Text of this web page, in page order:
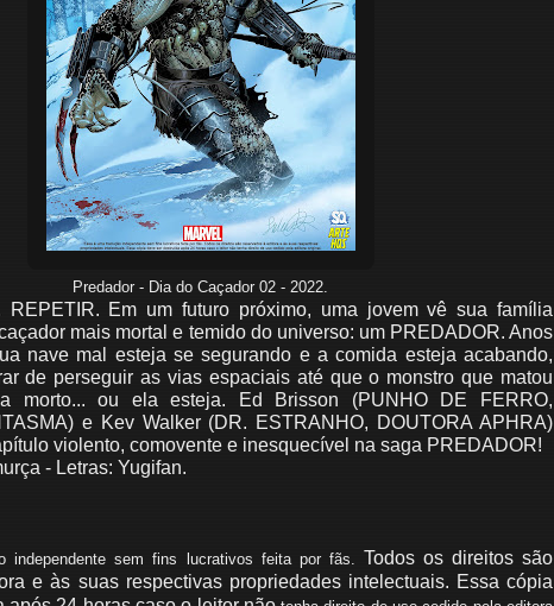
Predador - Dia do Caçador 02 - 2022.
REPETIR. Em um futuro próximo, uma jovem vê sua família
mais mortal e temido do universo: um PREDADOR. Anos
nave mal esteja se segurando e a comida esteja acabando,
de perseguir as vias espaciais até que o monstro que matou
morto... ou ela esteja. Ed Brisson (PUNHO DE FERRO,
e Kev Walker (DR. ESTRANHO, DOUTORA APHRA)
violento, comovente e inesquecível na saga PREDADOR!
- Letras: Yugifan.
independente sem fins lucrativos feita por fãs. Todos os direitos são
e às suas respectivas propriedades intelectuais. Essa cópia